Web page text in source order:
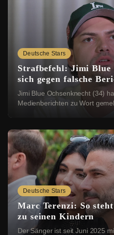
Deutsche Stars
Strafbefehl: Jimi Blue
sich gegen falsche
Jimi Blue Ochsenknecht (34)
Medienberichten zu Wort
Deutsche Stars
Marc Terenzi: So
zu seinen Kindern
Der Sänger ist seit Juni 2025